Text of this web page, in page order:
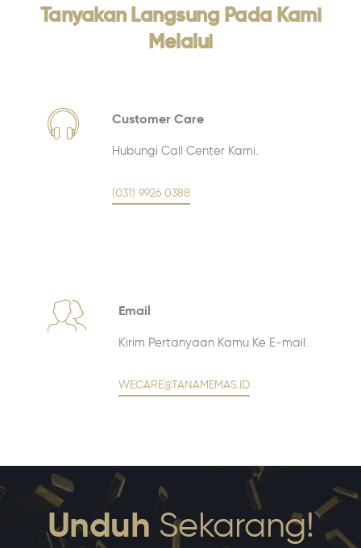
Tanyakan Langsung Pada Kami
Melalui
Customer Care
Hubungi Call Center Kami.
(031) 9926 0388
Email
Kirim Pertanyaan Kamu Ke E-mail.
WECARE@TANAMEMAS.ID
Unduh Sekarang!